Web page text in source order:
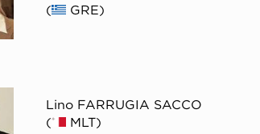
(
GRE)
Lino FARRUGIA SACCO
(
MLT)